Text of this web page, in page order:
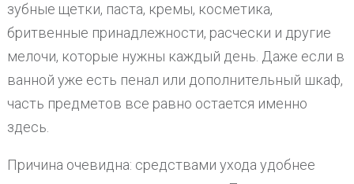
зубные щетки, паста, кремы, косметика,
бритвенные принадлежности, расчески и другие
мелочи, которые нужны каждый день. Даже если в
ванной уже есть пенал или дополнительный шкаф,
часть предметов все равно остается именно
здесь.
Причина очевидна: средствами ухода удобнее